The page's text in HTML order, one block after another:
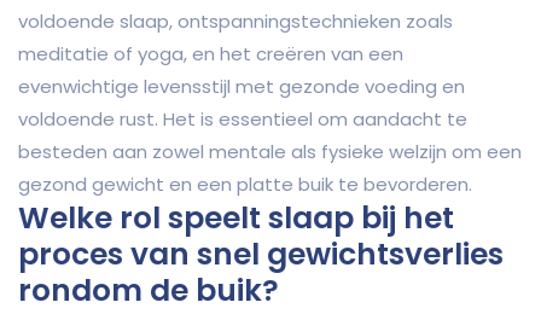
voldoende slaap, ontspanningstechnieken zoals
meditatie of yoga, en het creëren van een
evenwichtige levensstijl met gezonde voeding en
voldoende rust. Het is essentieel om aandacht te
besteden aan zowel mentale als fysieke welzijn om een
gezond gewicht en een platte buik te bevorderen.
Welke rol speelt slaap bij het
proces van snel gewichtsverlies
rondom de buik?